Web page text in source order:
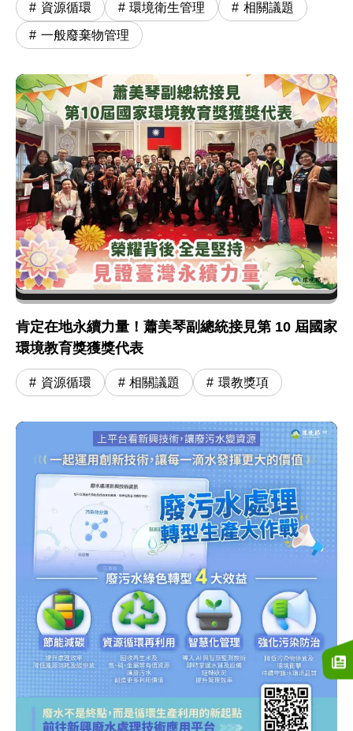
資源循環 環境衛生管理 相關議題
一般廢棄物管理
肯定在地永續力量！蕭美琴副總統接見第 10 屆國家
環境教育獎獲獎代表
資源循環 相關議題 環教獎項